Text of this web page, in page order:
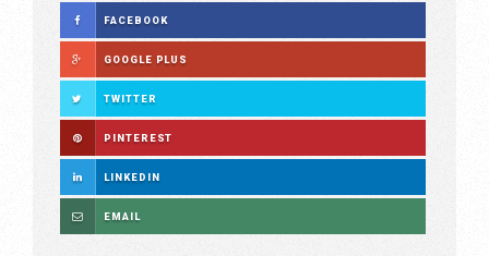
FACEBOOK
GOOGLE PLUS
TWITTER
PINTEREST
LINKEDIN
EMAIL